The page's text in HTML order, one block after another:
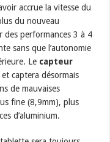
accrue la vitesse du
du nouveau
des performances 3 à 4
sans que l’autonomie
Le capteur
captera désormais
de mauvaises
fine (8,9mm), plus
d’aluminium.